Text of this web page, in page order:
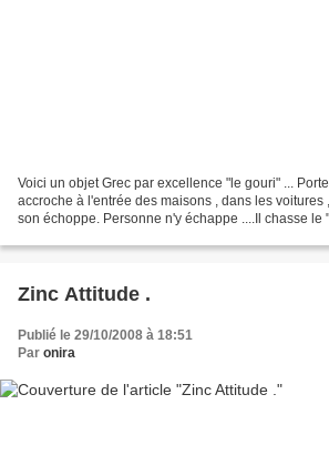
Voici un objet Grec par excellence "le gouri" ...
accroche à l'entrée des maisons , dans les voitures
son échoppe. Personne n'y échappe ....Il chasse le
Zinc Attitude .
Publié le 29/10/2008 à 18:51
Par onira